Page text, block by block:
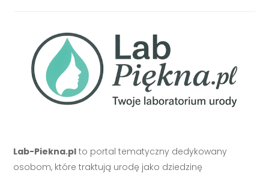
Lab-Piekna.pl to portal tematyczny dedykowany
osobom, które traktują urodę jako dziedzinę